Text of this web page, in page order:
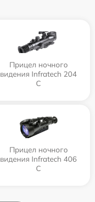
Прицел ночного
видения Infratech 204
С
Прицел ночного
видения Infratech 406
С